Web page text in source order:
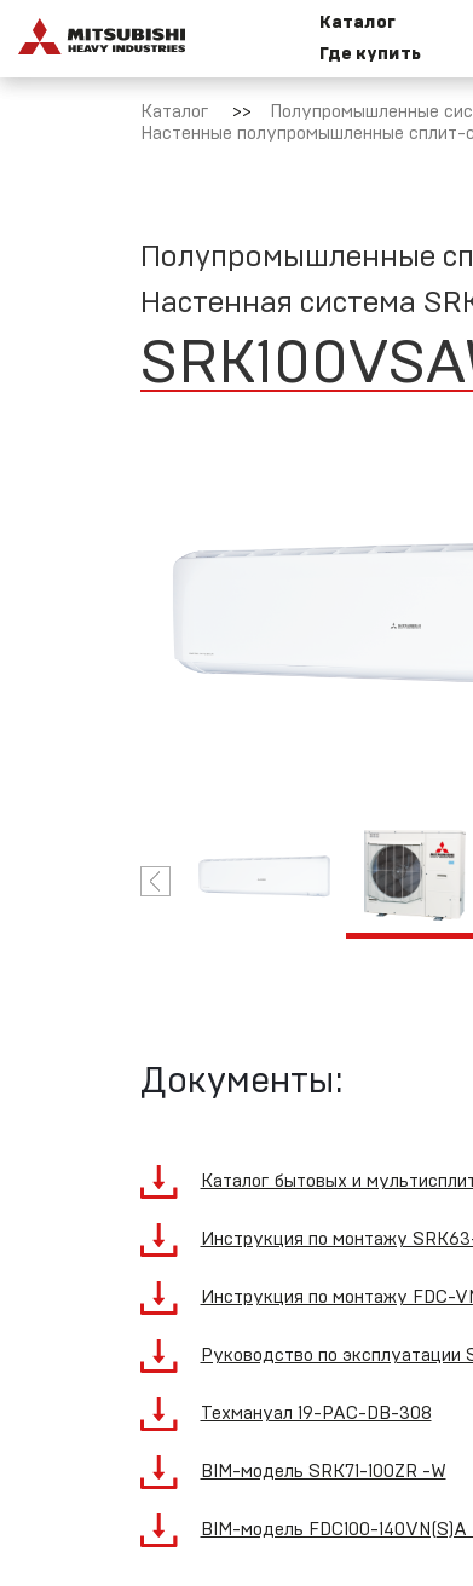
Каталог
Бытовые
сплит-
системы
Heavy
Mitsubishi
Heavy
Industries
Где купить
Каталог
Полупромышленные
Настенные полупромышленные
Полупромышленные
Настенная система
Документы:
Каталог бытовых и
Инструкция по монтажу
Инструкция по монтажу FDC-
Руководство по эксплуатации
Техмануал 19-PAC-DB-308
BIM-модель SRK71-100ZR -W
BIM-модель FDC100-140VN(S)A